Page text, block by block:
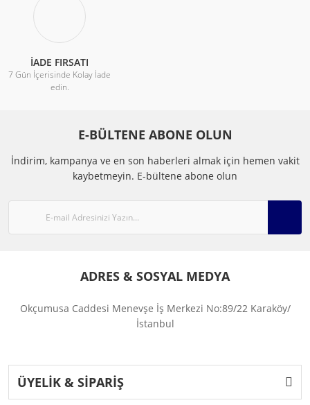
İADE FIRSATI
7 Gün İçerisinde Kolay İade
edin.
E-BÜLTENE ABONE OLUN
İndirim, kampanya ve en son haberleri almak için hemen vakit
kaybetmeyin. E-bültene abone olun
ADRES & SOSYAL MEDYA
Okçumusa Caddesi Menevşe İş Merkezi No:89/22 Karaköy/
İstanbul
ÜYELİK & SİPARİŞ